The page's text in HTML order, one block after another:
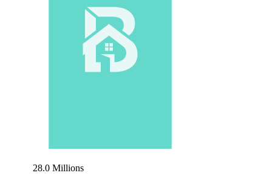
28.0 Millions